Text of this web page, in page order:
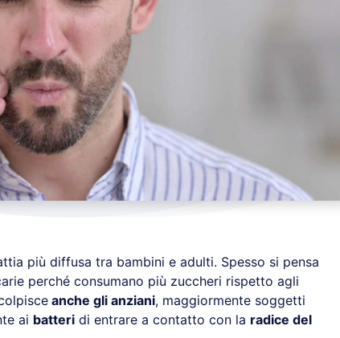
più diffusa tra bambini e adulti. Spesso si pensa
perché consumano più zuccheri rispetto agli
anche gli anziani, maggiormente soggetti
ai batteri di entrare a contatto con la radice del